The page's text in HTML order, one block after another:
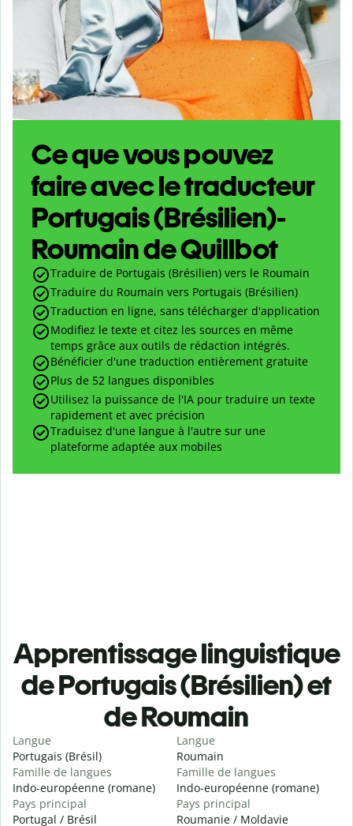
Ce que vous pouvez
faire avec le traducteur
Portugais (Brésilien)-
Roumain de Quillbot
Traduire de Portugais (Brésilien) vers le Roumain
Traduire du Roumain vers Portugais (Brésilien)
Traduction en ligne, sans télécharger d'application
Modifiez le texte et citez les sources en même
temps grâce aux outils de rédaction intégrés.
Bénéficier d'une traduction entièrement gratuite
Plus de 52 langues disponibles
Utilisez la puissance de l'IA pour traduire un texte
rapidement et avec précision
Traduisez d'une langue à l'autre sur une
plateforme adaptée aux mobiles
Apprentissage linguistique
de Portugais (Brésilien) et
de Roumain
Langue
Portugais (Brésil)
Famille de langues
Indo-européenne (romane)
Pays principal
Portugal / Brésil
Langue
Roumain
Famille de langues
Indo-européenne (romane)
Pays principal
Roumanie / Moldavie